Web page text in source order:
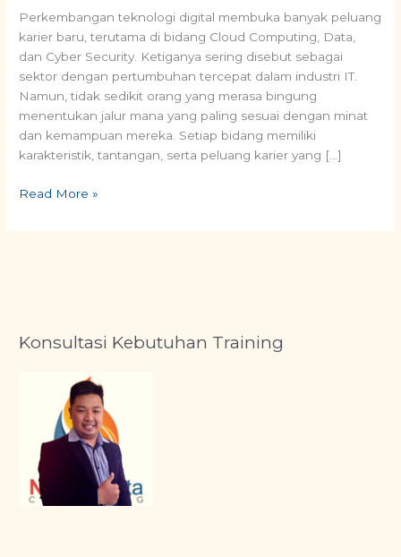
Perkembangan teknologi digital membuka banyak peluang
karier baru, terutama di bidang Cloud Computing, Data,
dan Cyber Security. Ketiganya sering disebut sebagai
sektor dengan pertumbuhan tercepat dalam industri IT.
Namun, tidak sedikit orang yang merasa bingung
menentukan jalur mana yang paling sesuai dengan minat
dan kemampuan mereka. Setiap bidang memiliki
karakteristik, tantangan, serta peluang karier yang […]
Read More »
Konsultasi Kebutuhan Training